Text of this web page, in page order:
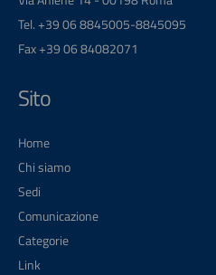
Tel. +39 06 8845005-8845095
Fax +39 06 84082071
Sito
Home
Chi siamo
Sedi
Comunicazione
Categorie
Link